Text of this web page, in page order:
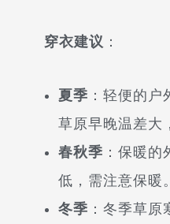
穿衣建议 ：
夏季 ：轻便的户
草原早晚温差大
春秋季 ：保暖
低，需注意保暖。
冬季 ：冬季草